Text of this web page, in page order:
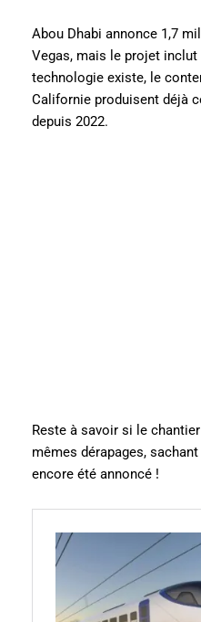
Abou Dhabi annonce 1,7
Vegas, mais le projet inclut
technologie existe, le
Californie produisent déjà
depuis 2022.
Reste à savoir si le
mêmes dérapages, sachant
encore été annoncé !